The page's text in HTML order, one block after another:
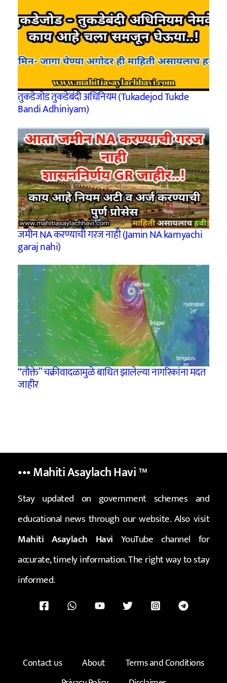
तुकडेजोड तुकडेबंदी अधिनियम (Tukadejod Tukde
Bandi Adhiniyam)
जमीन NA करण्याची गरज नाही (Jamin NA karnyachi
garaj nahi)
“तौक्ते” चक्रीवादळामुळे बाधित झालेल्या नागरिकांना मदत
जाहीर
••• Mahiti Asaylach Havi™
Stay updated on government schemes and
educational news through our website. Also visit
Mahiti Asaylach Havi YouTube channel for
accurate, timely information. The right way to stay
informed.
Contact us About
Terms and Conditions